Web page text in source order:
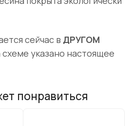
сейчас в ДРУГОМ
схеме указано настоящее
понравиться